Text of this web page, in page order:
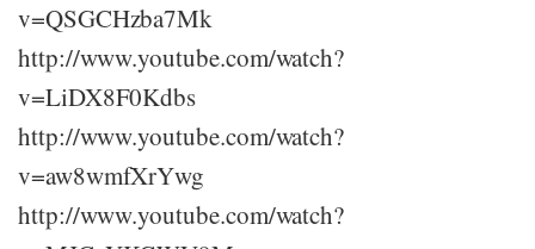
v=QSGCHzba7Mk
http://www.youtube.com/watch?
v=LiDX8F0Kdbs
http://www.youtube.com/watch?
v=aw8wmfXrYwg
http://www.youtube.com/watch?